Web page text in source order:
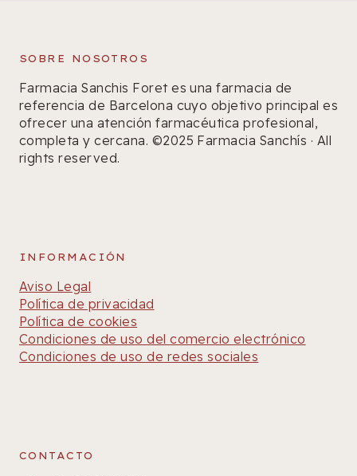
SOBRE NOSOTROS
Farmacia Sanchis Foret es una farmacia de
referencia de Barcelona cuyo objetivo principal es
ofrecer una atención farmacéutica profesional,
completa y cercana. ©2025 Farmacia Sanchís · All
rights reserved.
INFORMACIÓN
Aviso Legal
Política de privacidad
Política de cookies
Condiciones de uso del comercio electrónico
Condiciones de uso de redes sociales
CONTACTO